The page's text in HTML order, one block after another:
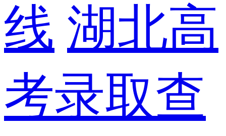
线 湖北高
考录取查